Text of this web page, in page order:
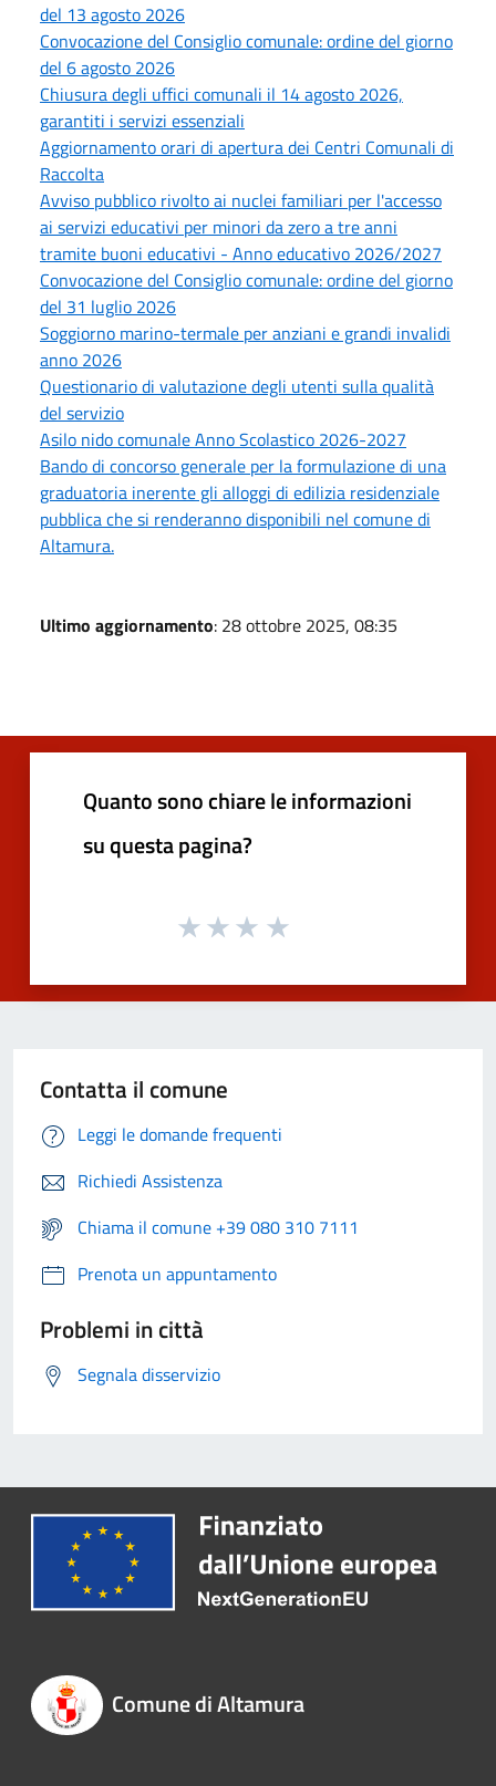
del 13 agosto 2026
Convocazione del Consiglio comunale: ordine del giorno
del 6 agosto 2026
Chiusura degli uffici comunali il 14 agosto 2026,
garantiti i servizi essenziali
Aggiornamento orari di apertura dei Centri Comunali di
Raccolta
Avviso pubblico rivolto ai nuclei familiari per l'accesso
ai servizi educativi per minori da zero a tre anni
tramite buoni educativi - Anno educativo 2026/2027
Convocazione del Consiglio comunale: ordine del giorno
del 31 luglio 2026
Soggiorno marino-termale per anziani e grandi invalidi
anno 2026
Questionario di valutazione degli utenti sulla qualità
del servizio
Asilo nido comunale Anno Scolastico 2026-2027
Bando di concorso generale per la formulazione di una
graduatoria inerente gli alloggi di edilizia residenziale
pubblica che si renderanno disponibili nel comune di
Altamura.
Ultimo aggiornamento: 28 ottobre 2025, 08:35
Quanto sono chiare le informazioni
su questa pagina?
Contatta il comune
Leggi le domande frequenti
Richiedi Assistenza
Chiama il comune +39 080 310 7111
Prenota un appuntamento
Problemi in città
Segnala disservizio
Comune di Altamura